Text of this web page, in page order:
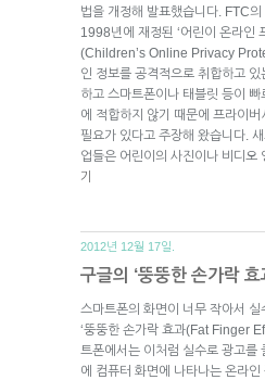
법을 개정해 발표했습니다. FTC
1998년에 재정된 ‘어린이 온라인
(Children’s Online Privacy
인 정보를 공격적으로 취합하고
하고 스마트폰이나 태블릿 등이
에 적합하지 않기 때문에 프라이
필요가 있다고 주장해 왔습니다.
업들은 어린이의 사진이나 비디오
기
2012년 12월 17일.
구글의 ‘뚱뚱한 손가락
스마트폰의 화면이 너무 작아서
‘뚱뚱한 손가락 효과(Fat Finger
트폰에서는 이처럼 실수로 광고를
에 컴퓨터 화면에 나타나는 온라인